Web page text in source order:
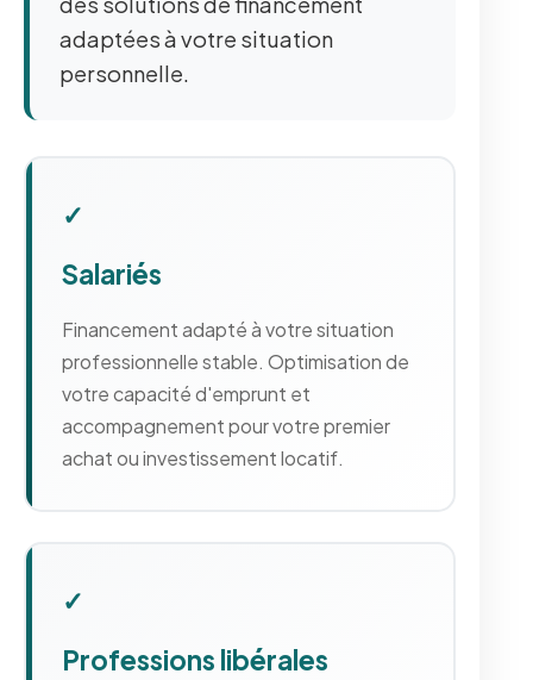
adaptées à votre situation
personnelle.
✓
Salariés
Financement adapté à votre situation
professionnelle stable. Optimisation de
votre capacité d'emprunt et
accompagnement pour votre premier
achat ou investissement locatif.
✓
Professions libérales